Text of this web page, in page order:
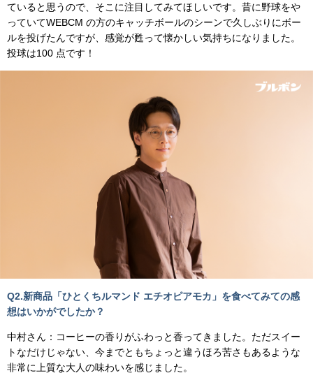
ていると思うので、そこに注目してみてほしいです。昔に野球をや
っていてWEBCM の方のキャッチボールのシーンで久しぶりにボー
ルを投げたんですが、感覚が甦って懐かしい気持ちになりました。
投球は100 点です！
Q2.新商品「ひとくちルマンド エチオピアモカ」を食べてみての感
想はいかがでしたか？
中村さん：コーヒーの香りがふわっと香ってきました。ただスイー
トなだけじゃない、今までともちょっと違うほろ苦さもあるような
非常に上質な大人の味わいを感じました。